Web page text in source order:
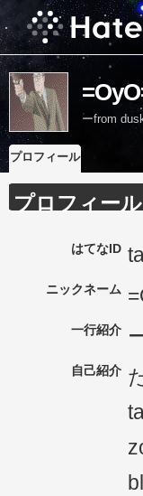
ーfrom
プロフィール
プロフィール
はてなID
ニックネーム
一行紹介
自己紹介